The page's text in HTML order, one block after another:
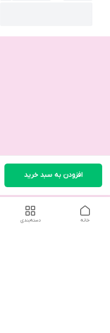
افزودن به سبد خرید
دسته‌بندی خانه